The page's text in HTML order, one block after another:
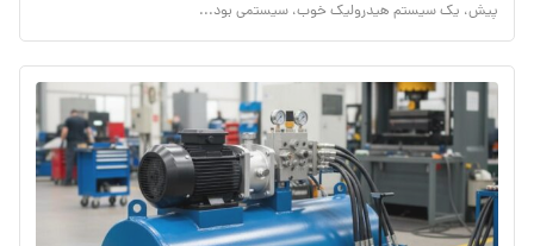
پیش، یک سیستم هیدرولیک خوب، سیستمی بود...